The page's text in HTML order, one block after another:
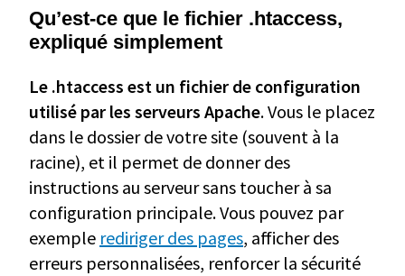
Qu’est-ce que le fichier .htaccess,
expliqué simplement
Le .htaccess est un fichier de configuration
utilisé par les serveurs Apache. Vous le placez
dans le dossier de votre site (souvent à la
racine), et il permet de donner des
instructions au serveur sans toucher à sa
configuration principale. Vous pouvez par
exemple rediriger des pages, afficher des
erreurs personnalisées, renforcer la sécurité